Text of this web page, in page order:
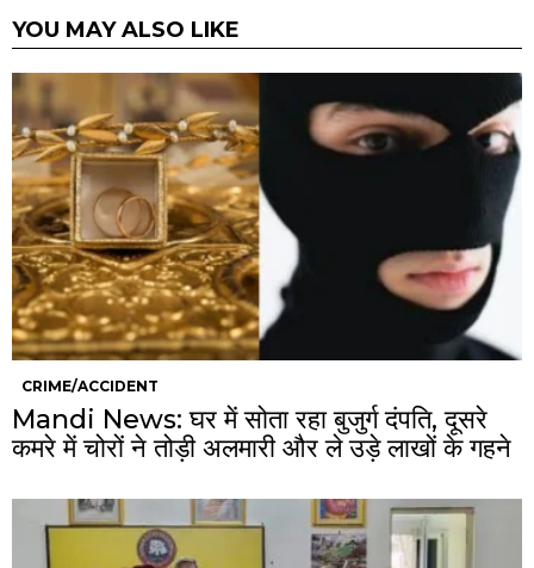
YOU MAY ALSO LIKE
CRIME/ACCIDENT
Mandi News: घर में सोता रहा बुजुर्ग दंपति, दूसरे
कमरे में चोरों ने तोड़ी अलमारी और ले उड़े लाखों के गहने